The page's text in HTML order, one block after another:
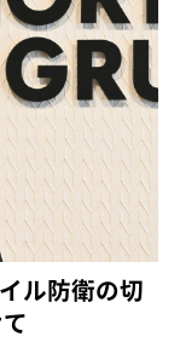
ル防衛の切